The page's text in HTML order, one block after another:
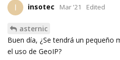
I insotec Mar '21 Edited
asternic
Buen día, ¿Se tendrá un pequeño
el uso de GeoIP?